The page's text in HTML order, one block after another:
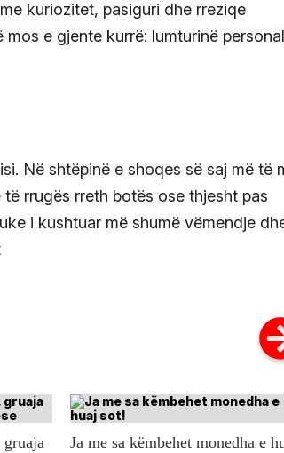
kuriozitet, pasiguri dhe rreziqe
e gjente kurrë: lumturinë
Në shtëpinë e shoqes së saj më të
rrugës rreth botës ose thjesht pas
i kushtuar më shumë vëmendje
Ja me sa këmbehet monedha e